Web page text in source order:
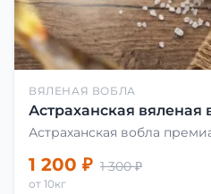
ВЯЛЕНАЯ ВОБЛА
Астраханская вяленая
Астраханская вобла
1 200 ₽ 1 300 ₽
от 10кг